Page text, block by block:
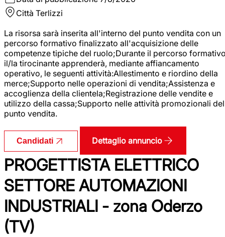
Città Terlizzi
La risorsa sarà inserita all'interno del punto vendita con un
percorso formativo finalizzato all'acquisizione delle
competenze tipiche del ruolo;Durante il percorso
il/la tirocinante apprenderà, mediante affiancamento
operativo, le seguenti attività:Allestimento e riordino della
merce;Supporto nelle operazioni di vendita;Assistenza e
accoglienza della clientela;Registrazione delle vendite e
utilizzo della cassa;Supporto nelle attività promozionali del
punto vendita.
Candidati Dettaglio annuncio
PROGETTISTA ELETTRICO
SETTORE AUTOMAZIONI
INDUSTRIALI - zona Oderzo
(TV)